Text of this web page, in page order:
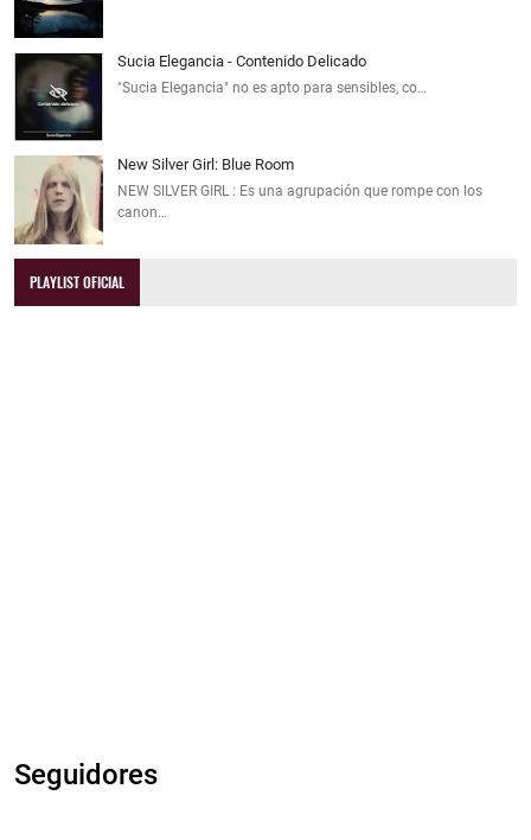
Sucia Elegancia - Contenido Delicado
"Sucia Elegancia" no es apto para sensibles, co…
New Silver Girl: Blue Room
NEW SILVER GIRL : Es una agrupación que rompe con los
canon…
PLAYLIST OFICIAL
Seguidores